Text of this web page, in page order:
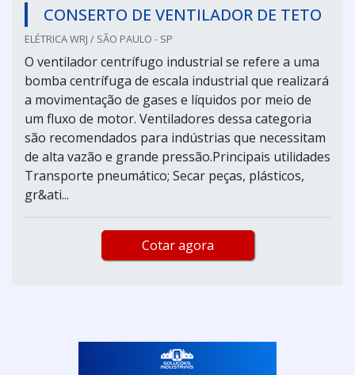
CONSERTO DE VENTILADOR DE TETO
ELÉTRICA WRJ / SÃO PAULO - SP
O ventilador centrífugo industrial se refere a uma
bomba centrífuga de escala industrial que realizará
a movimentação de gases e líquidos por meio de
um fluxo de motor. Ventiladores dessa categoria
são recomendados para indústrias que necessitam
de alta vazão e grande pressão.Principais utilidades
Transporte pneumático; Secar peças, plásticos,
gr&ati...
Cotar agora